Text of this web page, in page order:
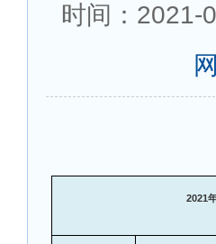
时间：2021-
网
2021